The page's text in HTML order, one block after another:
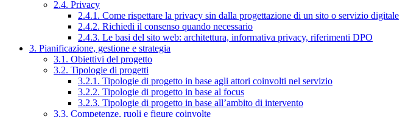
2.4. Privacy
2.4.1. Come rispettare la privacy sin dalla progettazione di un sito o servizio digitale
2.4.2. Richiedi il consenso quando necessario
2.4.3. Le basi del sito web: architettura, informativa privacy, riferimenti DPO
3. Pianificazione, gestione e strategia
3.1. Obiettivi del progetto
3.2. Tipologie di progetti
3.2.1. Tipologie di progetto in base agli attori coinvolti nel servizio
3.2.2. Tipologie di progetto in base al focus
3.2.3. Tipologie di progetto in base all’ambito di intervento
3.3. Competenze, ruoli e figure coinvolte